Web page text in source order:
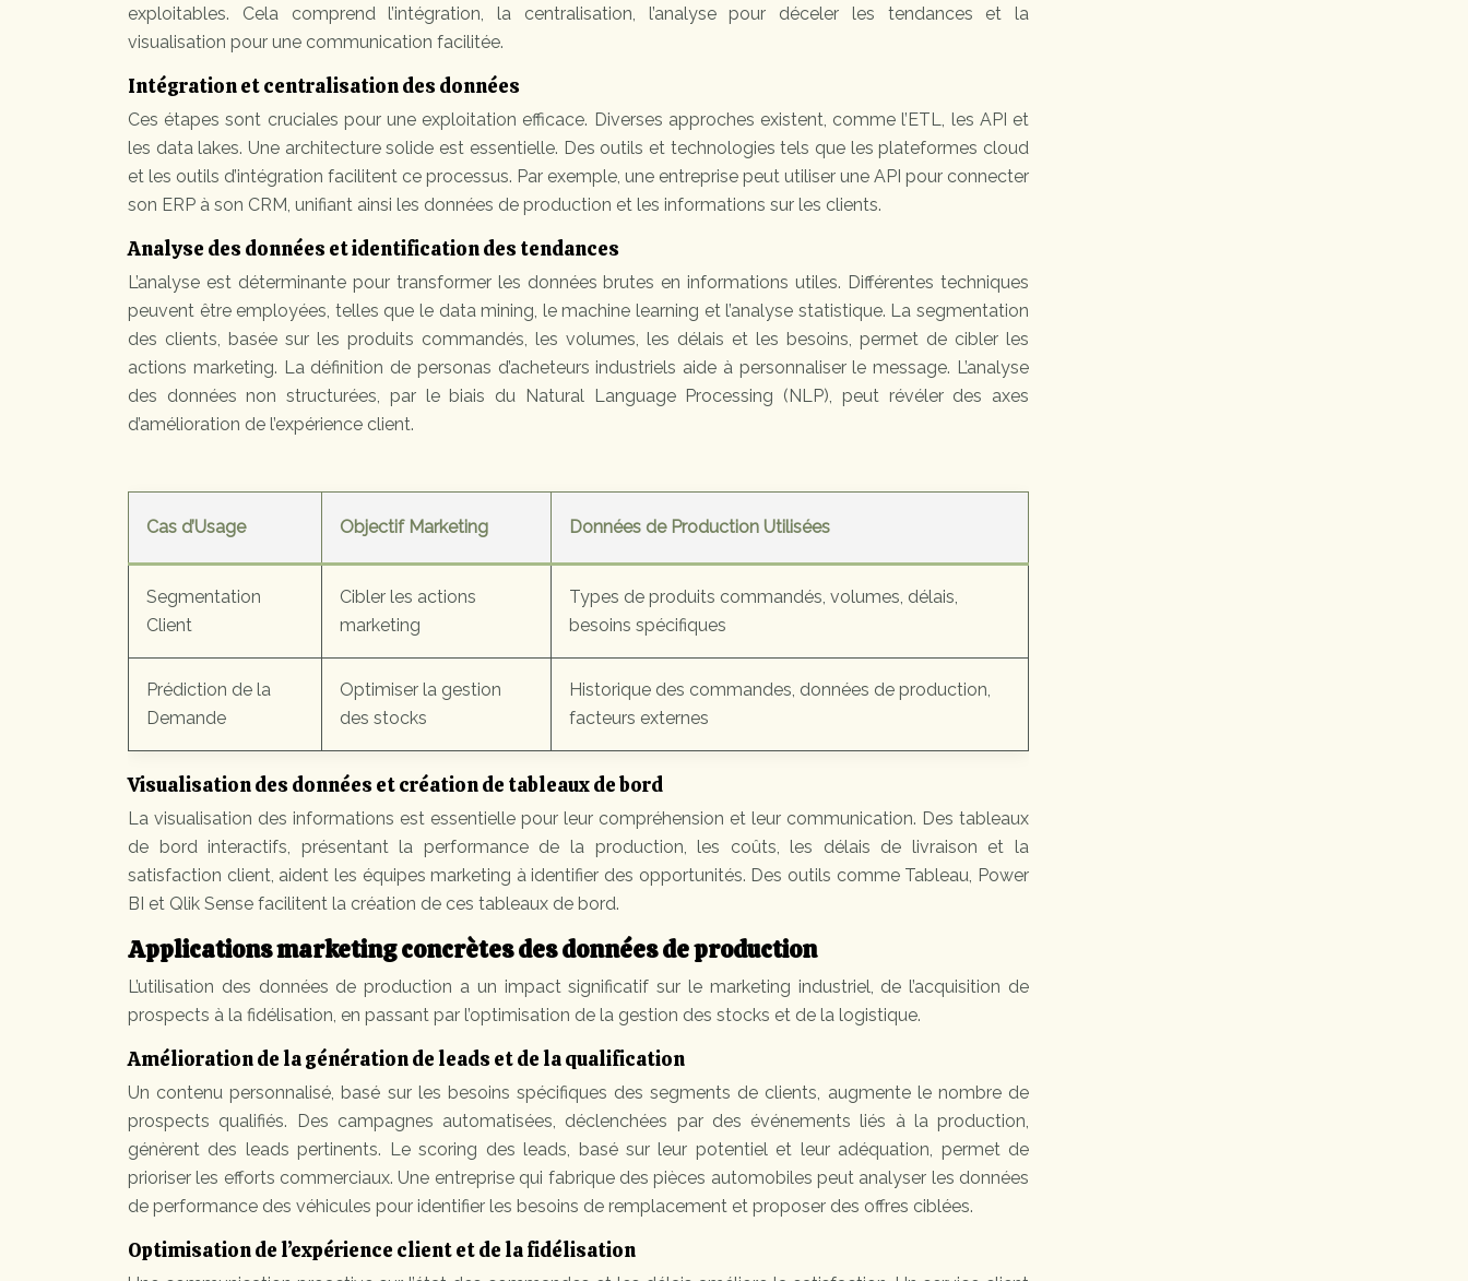
exploitables. Cela comprend l’intégration, la centralisation, l’analyse pour déceler les tendances et la
visualisation pour une communication facilitée.
Intégration et centralisation des données
Ces étapes sont cruciales pour une exploitation efficace. Diverses approches existent, comme l’ETL, les API et
les data lakes. Une architecture solide est essentielle. Des outils et technologies tels que les plateformes cloud
et les outils d’intégration facilitent ce processus. Par exemple, une entreprise peut utiliser une API pour connecter
son ERP à son CRM, unifiant ainsi les données de production et les informations sur les clients.
Analyse des données et identification des tendances
L’analyse est déterminante pour transformer les données brutes en informations utiles. Différentes techniques
peuvent être employées, telles que le data mining, le machine learning et l’analyse statistique. La segmentation
des clients, basée sur les produits commandés, les volumes, les délais et les besoins, permet de cibler les
actions marketing. La définition de personas d’acheteurs industriels aide à personnaliser le message. L’analyse
des données non structurées, par le biais du Natural Language Processing (NLP), peut révéler des axes
d’amélioration de l’expérience client.
Cas d’Usage Objectif Marketing Données de Production Utilisées
Segmentation
Client
Cibler les actions
marketing
Types de produits commandés, volumes, délais,
besoins spécifiques
Prédiction de la
Demande
Optimiser la gestion
des stocks
Historique des commandes, données de production,
facteurs externes
Visualisation des données et création de tableaux de bord
La visualisation des informations est essentielle pour leur compréhension et leur communication. Des tableaux
de bord interactifs, présentant la performance de la production, les coûts, les délais de livraison et la
satisfaction client, aident les équipes marketing à identifier des opportunités. Des outils comme Tableau, Power
BI et Qlik Sense facilitent la création de ces tableaux de bord.
Applications marketing concrètes des données de production
L’utilisation des données de production a un impact significatif sur le marketing industriel, de l’acquisition de
prospects à la fidélisation, en passant par l’optimisation de la gestion des stocks et de la logistique.
Amélioration de la génération de leads et de la qualification
Un contenu personnalisé, basé sur les besoins spécifiques des segments de clients, augmente le nombre de
prospects qualifiés. Des campagnes automatisées, déclenchées par des événements liés à la production,
génèrent des leads pertinents. Le scoring des leads, basé sur leur potentiel et leur adéquation, permet de
prioriser les efforts commerciaux. Une entreprise qui fabrique des pièces automobiles peut analyser les données
de performance des véhicules pour identifier les besoins de remplacement et proposer des offres ciblées.
Optimisation de l’expérience client et de la fidélisation